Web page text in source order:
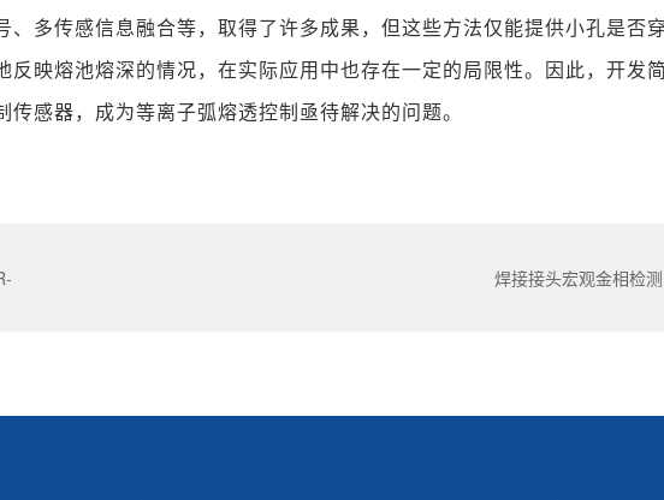
、多传感信息融合等，取得了许多成果，但这些方法仅能提供小孔是否
反映熔池熔深的情况，在实际应用中也存在一定的局限性。因此，开发
感器，成为等离子弧熔透控制亟待解决的问题。
焊接接头宏观金相检测